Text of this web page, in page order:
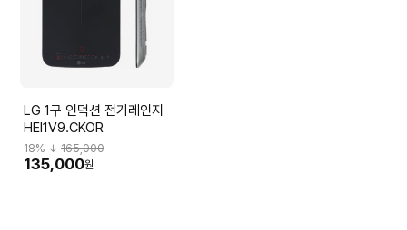
LG 1구 인덕션 전기레인지
HEI1V9.CKOR
18% ↓ 165,000
135,000원